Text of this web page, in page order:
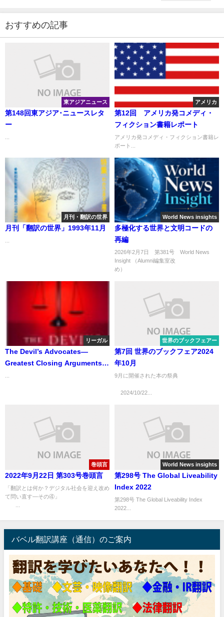
おすすめの記事
東アジアニュース
第148回東アジア･ニュースレタ
ー
アメリカ
第12回 アメリカ発コメディ・
フィクション書籍レポート
アメリカ発コメディ・フィクション書籍レ
ポート...
月刊・翻訳の世界
月刊「翻訳の世界」1993年11月
World News insights
多極化する世界と文明コードの
再編
2026年2月7日 第381号 World News
Insight （Alumni編集室改
め）
リーガル
The Devil’s Advocates―
Greatest Closing Arguments
...
世界のブックフェアー
第7回 世界のブックフェア2024
年10月
9月に開催された本の祭典
2024/10/22...
巻頭言
2022年9月22日 第303号巻頭言
「翻訳とは何か？デジタル社会を迎え改め
て問い直す—その④」
World News insights
第298号 The Global Liveability
Index 2022
第298号 The Global Liveability Index
2022...
バベル翻訳講座（通信）のご案内